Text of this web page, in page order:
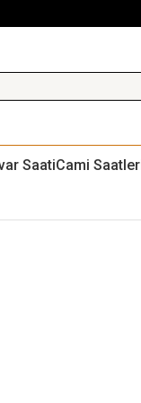
SaatiCami